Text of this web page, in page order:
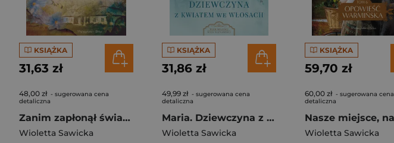
KSIĄŻKA
31,63 zł
48,00 zł - sugerowana cena
detaliczna
Zanim zapłonął świat. Saga krzemieniecka. Tom 1
Wioletta Sawicka
KSIĄŻKA
31,86 zł
49,99 zł - sugerowana cena
detaliczna
Maria. Dziewczyna z kwiatem we włosach. Wiek miłości, wiek nienawiści. Tom 3
Wioletta Sawicka
KSIĄŻKA
59,70 zł
60,00 zł - sugerowana cena
detaliczna
Wioletta Sawicka